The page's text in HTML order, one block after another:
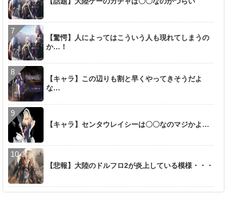
【驚愕】人によってはこういう人も現れてしまうの
か…！
【キャラ】この辺りも割と早くやってきそうだよ
な…
【キャラ】センタウレイシーは〇〇なのマジかよ…
【悲報】大陸のドルフロ2が炎上している模様・・・